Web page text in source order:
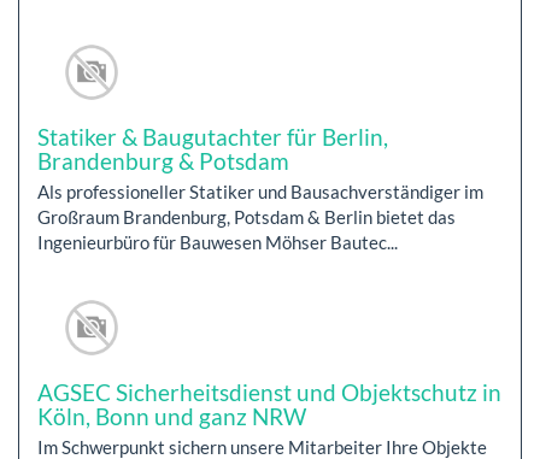
Statiker & Baugutachter für Berlin,
Brandenburg & Potsdam
Als professioneller Statiker und Bausachverständiger im
Großraum Brandenburg, Potsdam & Berlin bietet das
Ingenieurbüro für Bauwesen Möhser Bautec...
AGSEC Sicherheitsdienst und Objektschutz in
Köln, Bonn und ganz NRW
Im Schwerpunkt sichern unsere Mitarbeiter Ihre Objekte